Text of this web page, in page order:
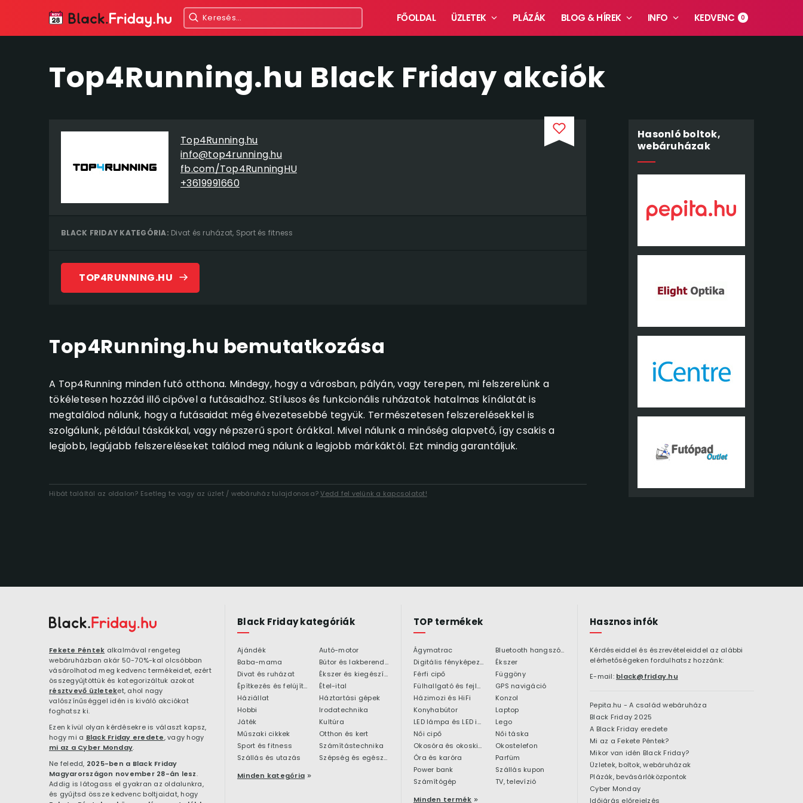
FŐOLDAL ÜZLETEK PLÁZÁK BLOG & HÍREK INFO KEDVENC 0
Top4Running.hu Black Friday akciók
Top4Running.hu
info@top4running.hu
fb.com/Top4RunningHU
+3619991660
BLACK FRIDAY KATEGÓRIA: Divat és ruházat, Sport és fitness
TOP4RUNNING.HU
Top4Running.hu bemutatkozása
A Top4Running minden futó otthona. Mindegy, hogy a városban, pályán, vagy terepen, mi felszerelünk a
tökéletesen hozzád illő cipővel a futásaidhoz. Stílusos és funkcionális ruházatok hatalmas kínálatát is
megtalálod nálunk, hogy a futásaidat még élvezetesebbé tegyük. Természetesen felszerelésekkel is
szolgálunk, például táskákkal, vagy népszerű sport órákkal. Mivel nálunk a minőség alapvető, így csakis a
legjobb, legújabb felszereléseket találod meg nálunk a legjobb márkáktól. Ezt mindig garantáljuk.
Hibát találtál az oldalon? Esetleg te vagy az üzlet / webáruház tulajdonosa?Vedd fel velünk a kapcsolatot!
Hasonló boltok,
webáruházak
Fekete Péntek alkalmával rengeteg
webáruházban akár 50-70%-kal olcsóbban
vásárolhatod meg kedvenc termékeidet, ezért
összegyűjtöttük és kategorizáltuk azokat
résztvevő üzleteket, ahol nagy
valószínűséggel idén is kiváló akciókat
foghatsz ki.
Ezen kívül olyan kérdésekre is választ kapsz,
hogy mi a Black Friday eredete, vagy hogy
mi az a Cyber Monday.
Ne feledd, 2025-ben a Black Friday
Magyarországon november 28-án lesz.
Addig is látogass el gyakran az oldalunkra,
és gyűjtsd össze kedvenc boltjaidat, hogy
Black Friday kategóriák
Ajándék
Autó-motor
Baba-mama
Bútor és lakberendezés
Divat és ruházat
Ékszer és kiegészítő
Építkezés és felújítás
Étel-ital
Háziállat
Háztartási gépek
Hobbi
Irodatechnika
Játék
Kultúra
Műszaki cikkek
Otthon és kert
Sport és fitness
Számítástechnika
Szállás és utazás
Szépség és egészség
Minden kategória
TOP termékek
Ágymatrac
Bluetooth hangszóró
Digitális fényképezőgép
Ékszer
Férfi cipő
Függöny
Fülhallgató és fejlhallgató
GPS navigáció
Házimozi és HiFi
Konzol
Konyhabútor
Laptop
LED lámpa és LED izzó
Lego
Női cipő
Női táska
Okosóra és okoskiegészítő
Okostelefon
Óra és karóra
Parfüm
Power bank
Szállás kupon
Számítógép
TV, televízió
Minden termék
Hasznos infók
Kérdéseiddel és észrevételeiddel az alábbi
elérhetőségeken fordulhatsz hozzánk:
E-mail: black@friday.hu
Pepita.hu - A család webáruháza
Black Friday 2025
A Black Friday eredete
Mi az a Fekete Péntek?
Mikor van idén Black Friday?
Üzletek, boltok, webáruházak
Plázák, bevásárlóközpontok
Cyber Monday
Időjárás előrejelzés